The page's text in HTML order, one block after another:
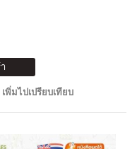
เพิ่มไปเปรียบเทียบ